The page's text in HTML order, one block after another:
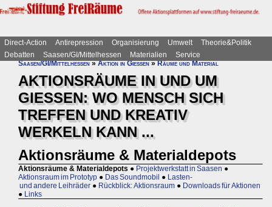
Direct-Action Antirepression Organisierung Umwelt
Theorie&Politik
Debatten
Saasen/GI/Mittelhessen Materialien
Service
Saasen/GI/Mittelhessen»Aktion in Gießen»Räume und Material
AKTIONSRÄUME IN UND UM
GIESSEN: WO MENSCH SICH
TREFFEN UND KREATIV
WERKELN KANN ...
Aktionsräume & Materialdepots
Aktionsräume & Materialdepots ● Projektwerkstatt in Saasen ●
Aktionsraum im Prototyp ● Das Soundmobil ● Lasten-
und andere Leihräder ● Rückblick: Aktionsraum ● Downloads für Aktionen
● Links